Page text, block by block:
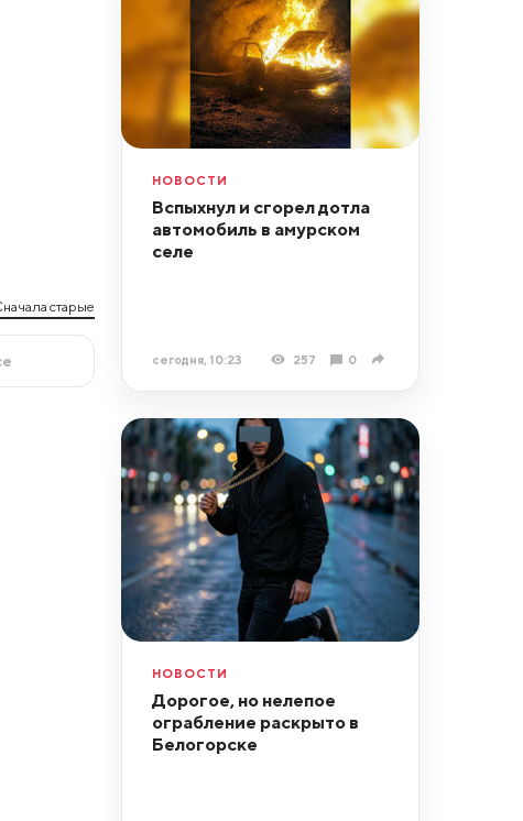
старые
НОВОСТИ
Вспыхнул и сгорел дотла
автомобиль в амурском
селе
сегодня, 10:23 257 0
НОВОСТИ
Дорогое, но нелепое
ограбление раскрыто в
Белогорске